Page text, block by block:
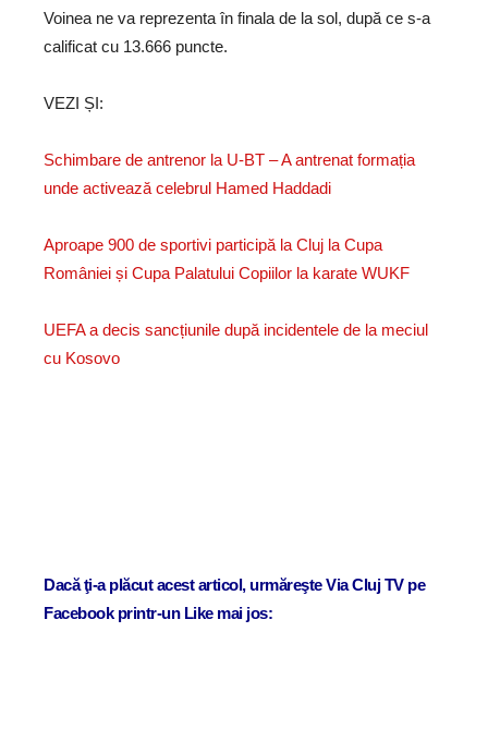
Voinea ne va reprezenta în finala de la sol, după ce s-a
calificat cu 13.666 puncte.
VEZI ȘI:
Schimbare de antrenor la U-BT – A antrenat formația
unde activează celebrul Hamed Haddadi
Aproape 900 de sportivi participă la Cluj la Cupa
României și Cupa Palatului Copiilor la karate WUKF
UEFA a decis sancțiunile după incidentele de la meciul
cu Kosovo
Dacă ţi-a plăcut acest articol, urmăreşte Via Cluj TV pe
Facebook printr-un Like mai jos: